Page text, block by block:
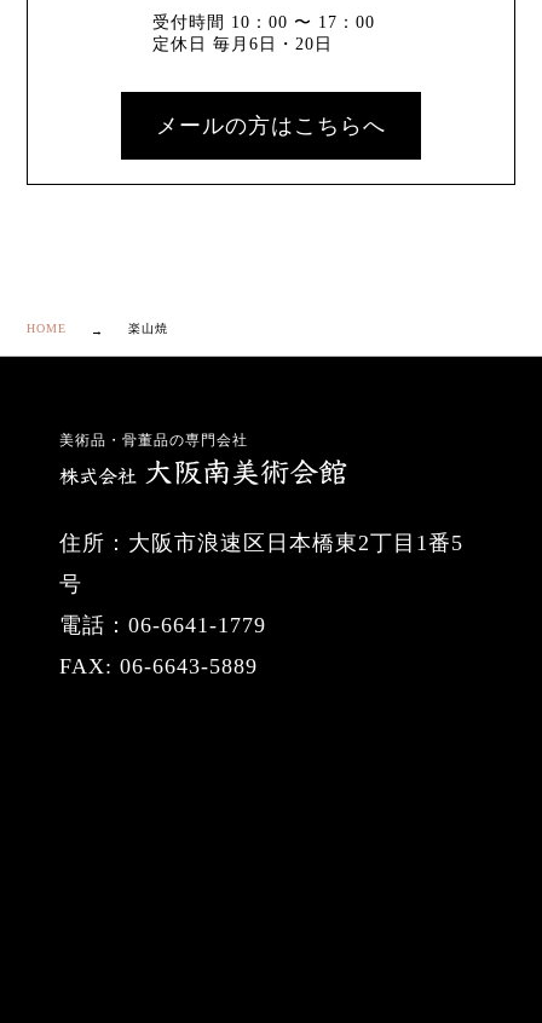
受付時間 10：00 〜 17：00
定休日 毎月6日・20日
メールの方はこちらへ
HOME 楽山焼
美術品・骨董品の専門会社
住所：大阪市浪速区日本橋東2丁目1番5
号
電話：06-6641-1779
FAX: 06-6643-5889